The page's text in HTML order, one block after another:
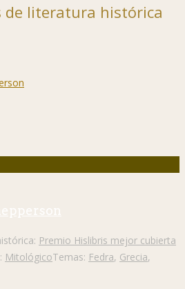
de literatura histórica
Premio Hislibris mejor cubierta
MitológicoTemas: Fedra, Grecia,